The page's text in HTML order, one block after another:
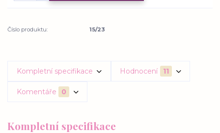
Číslo produktu: 15/23
Kompletní specifikace Hodnocení 11
Komentáře 0
Kompletní specifikace